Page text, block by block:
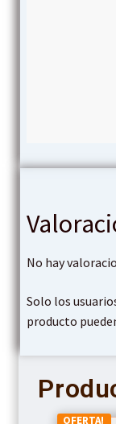
No hay
Solo los
producto
OFERTA!